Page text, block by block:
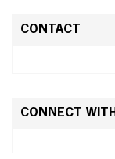
CONTACT
CONNECT